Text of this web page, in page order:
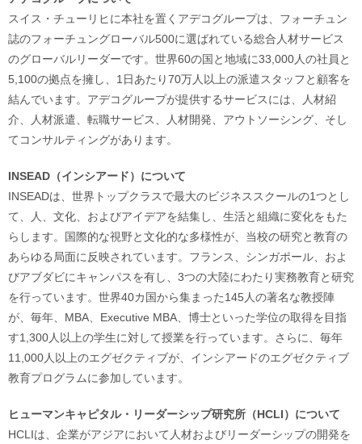
スイス・チューリヒに本社を置くアデコグループは、フォーチュン
誌のフォーチュングローバル500に選ばれている総合人材サービス
のグローバルリーダーです。世界60の国と地域に33,000人の社員と
5,100の拠点を擁し、1日あたり70万人以上の派遣スタッフと顧客を
結んでいます。アデコグループが提供するサービスには、人材紹
介、人材派遣、転職サービス、人材開発、アウトソーシング、そし
てコンサルティングがあります。
INSEAD（インシアード）について
INSEADは、世界トップクラスで最大のビジネススクールの1つとし
て、人、文化、およびアイデアを結集し、生活と組織に変化をもた
らします。国際的な視野と文化的な多様性が、当校の研究と教育の
あらゆる局面に反映されています。フランス、シンガポール、およ
びアブダビにキャンパスを有し、3つの大陸にわたり実務教育と研究
を行っています。世界40カ国から集まった145人の著名な教授陣
が、毎年、MBA、Executive MBA、博士といった学位の取得を目指
す1,300人以上の学生に対して授業を行っています。さらに、毎年
11,000人以上のエグゼクティブが、インシアードのエグゼクティブ
教育プログラムに参加しています。
ヒューマンキャピタル・リーダーシップ研究所（HCLI）について
HCLIは、企業がアジアにおいて人材およびリーダーシップの開発を